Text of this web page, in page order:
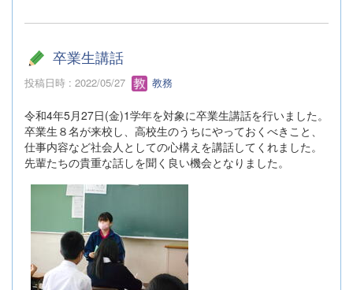
卒業生講話
投稿日時 : 2022/05/27 教務
令和4年5月27日(金)1学年を対象に卒業生講話を行いました。
卒業生８名が来校し、高校生のうちにやっておくべきこと、
仕事内容など社会人としての心構えを講話してくれました。
先輩たちの貴重な話しを聞く良い機会となりました。